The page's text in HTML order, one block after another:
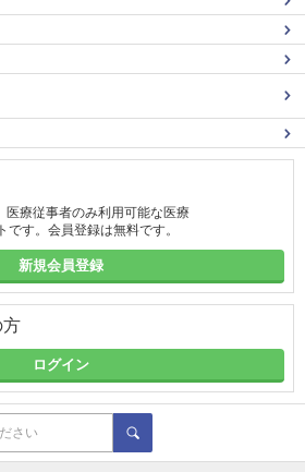
医療従事者のみ利用可能な医療
です。会員登録は無料です。
新規会員登録
方
ログイン